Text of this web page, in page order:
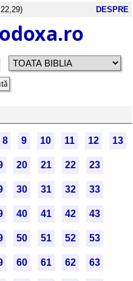
DESPRE
8 9 10 11 12 13
20 21 22 23
30 31 32 33
40 41 42 43
50 51 52 53
60 61 62 63